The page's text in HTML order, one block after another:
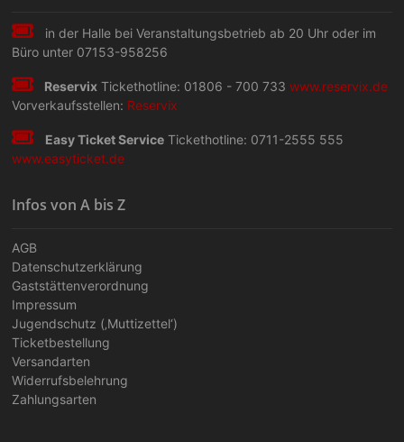
in der Halle bei Veranstaltungs­betrieb ab 20 Uhr oder im
Büro unter 07153-958256
ReservixTickethotline: 01806 - 700 733 www.reservix.de
Vorverkaufsstellen: Reservix
Easy Ticket ServiceTickethotline: 0711-2555 555
www.easyticket.de
Infos von A bis Z
AGB
Datenschutzerklärung
Gaststättenverordnung
Impressum
Jugendschutz (‚Muttizettel‘)
Ticketbestellung
Versandarten
Widerrufsbelehrung
Zahlungsarten